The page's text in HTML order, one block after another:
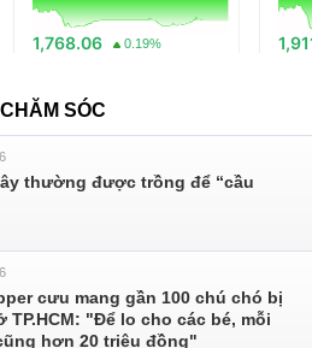
1,768.06 0.19%
CHĂM SÓC
thường được trồng để “cầu
cưu mang gần 100 chú chó bị
TP.HCM: "Để lo cho các bé, mỗi
hơn 20 triệu đồng"